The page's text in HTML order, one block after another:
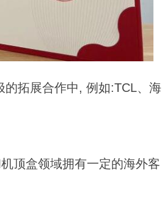
的拓展合作中, 例如:TCL、海
顶盒领域拥有一定的海外客